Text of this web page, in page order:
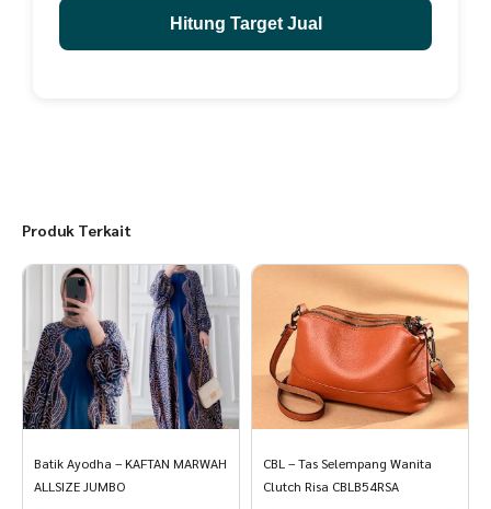
Hitung Target Jual
Produk Terkait
Batik Ayodha – KAFTAN MARWAH
ALLSIZE JUMBO
CBL – Tas Selempang Wanita
Clutch Risa CBLB54RSA